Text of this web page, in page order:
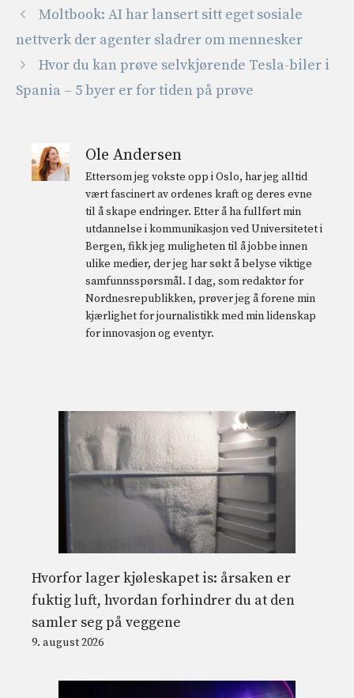
Moltbook: AI har lansert sitt eget sosiale
nettverk der agenter sladrer om mennesker
Hvor du kan prøve selvkjørende Tesla-biler i
Spania – 5 byer er for tiden på prøve
Ole Andersen
Ettersom jeg vokste opp i Oslo, har jeg alltid
vært fascinert av ordenes kraft og deres evne
til å skape endringer. Etter å ha fullført min
utdannelse i kommunikasjon ved Universitetet i
Bergen, fikk jeg muligheten til å jobbe innen
ulike medier, der jeg har søkt å belyse viktige
samfunnsspørsmål. I dag, som redaktør for
Nordnesrepublikken, prøver jeg å forene min
kjærlighet for journalistikk med min lidenskap
for innovasjon og eventyr.
Hvorfor lager kjøleskapet is: årsaken er
fuktig luft, hvordan forhindrer du at den
samler seg på veggene
9. august 2026